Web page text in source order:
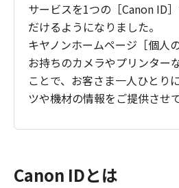
サービスを1つの［Canon ID
だけるようになりました。
キヤノンホームページ［個人
お持ちのカメラやプリンター
ことで、お客さま一人ひとり
ツや機材の情報をご提供させ
Canon IDとは